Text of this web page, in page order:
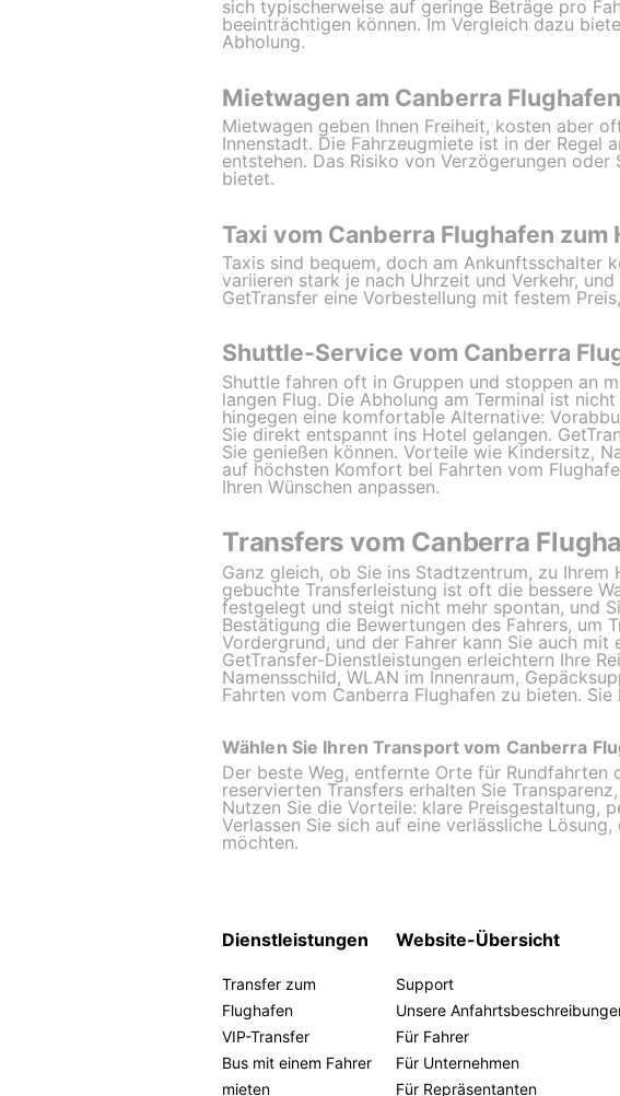
sich typischerweise auf geringe Beträge pro
beeinträchtigen können. Im Vergleich dazu
Abholung.
Mietwagen am Canberra Flughafen
Mietwagen geben Ihnen Freiheit, kosten aber
Innenstadt. Die Fahrzeugmiete ist in der Regel
entstehen. Das Risiko von Verzögerungen
bietet.
Taxi vom Canberra Flughafen zum
Taxis sind bequem, doch am Ankunftsschalter
variieren stark je nach Uhrzeit und Verkehr,
GetTransfer eine Vorbestellung mit festem
Shuttle-Service vom Canberra
Shuttle fahren oft in Gruppen und stoppen an
langen Flug. Die Abholung am Terminal ist
hingegen eine komfortable Alternative:
Sie direkt entspannt ins Hotel gelangen.
Sie genießen können. Vorteile wie Kindersitz,
auf höchsten Komfort bei Fahrten vom
Ihren Wünschen anpassen.
Transfers vom Canberra
Ganz gleich, ob Sie ins Stadtzentrum, zu
gebuchte Transferleistung ist oft die bessere
festgelegt und steigt nicht mehr spontan, und
Bestätigung die Bewertungen des Fahrers, um
Vordergrund, und der Fahrer kann Sie auch
GetTransfer-Dienstleistungen erleichtern Ihre
Namensschild, WLAN im Innenraum,
Fahrten vom Canberra Flughafen zu bieten.
Wählen Sie Ihren Transport vom Canberra
Der beste Weg, entfernte Orte für
reservierten Transfers erhalten Sie
Nutzen Sie die Vorteile: klare Preisgestaltung,
Verlassen Sie sich auf eine verlässliche
möchten.
Dienstleistungen
Transfer zum
Flughafen
VIP-Transfer
Bus mit einem Fahrer
mieten
Website-Übersicht
Support
Unsere
Für Fahrer
Für Unternehmen
Für Repräsentanten